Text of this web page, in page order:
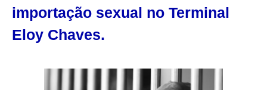
importação sexual no Terminal
Eloy Chaves.